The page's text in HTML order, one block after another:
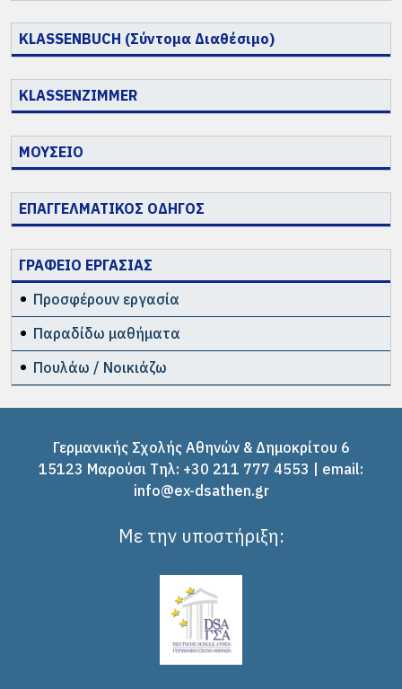
Alesarte…
Αγνοούμενοι: Στη σκιά της απουσίας τους
ΠΕΡΙΣΣΟΤΕΡΑ
KLASSENBUCH (Σύντομα Διαθέσιμο)
KLASSENZIMMER
ΜΟΥΣΕΙΟ
ΕΠΑΓΓΕΛΜΑΤΙΚΟΣ ΟΔΗΓΟΣ
ΓΡΑΦΕΙΟ ΕΡΓΑΣΙΑΣ
Προσφέρουν εργασία
Παραδίδω μαθήματα
Πουλάω / Νοικιάζω
Γερμανικής Σχολής Αθηνών & Δημοκρίτου 6
15123 Μαρούσι Tηλ: +30 211 777 4553 | email:
info@ex-dsathen.gr
Με την υποστήριξη: